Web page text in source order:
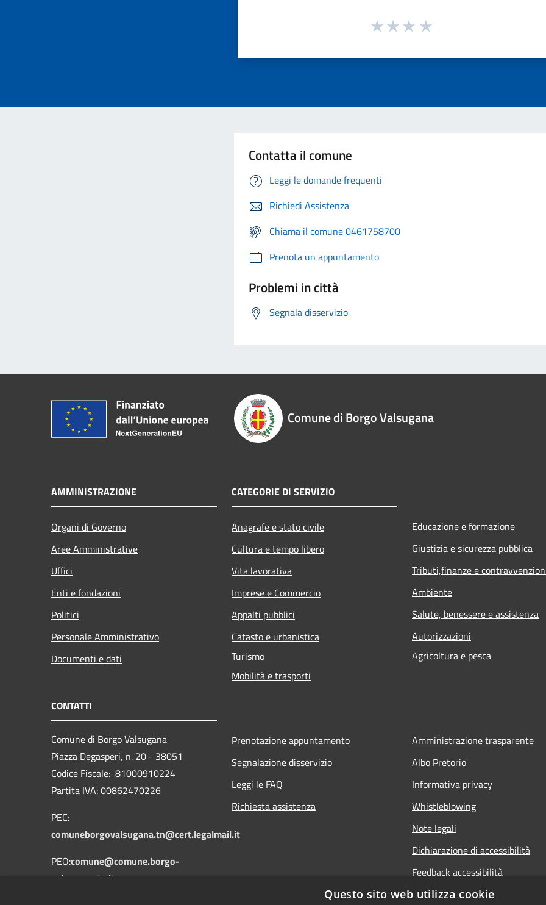
Contatta il comune
Leggi le domande frequenti
Richiedi Assistenza
Chiama il comune 0461758700
Prenota un appuntamento
Problemi in città
Segnala disservizio
Comune di Borgo Valsugana
AMMINISTRAZIONE
Organi di Governo
Aree Amministrative
Uffici
Enti e fondazioni
Politici
Personale Amministrativo
Documenti e dati
CATEGORIE DI SERVIZIO
Anagrafe e stato civile
Cultura e tempo libero
Vita lavorativa
Imprese e Commercio
Appalti pubblici
Catasto e urbanistica
Turismo
Mobilità e trasporti
Educazione e formazione
Giustizia e sicurezza pubblica
Tributi,finanze e
Ambiente
Salute, benessere e assistenza
Autorizzazioni
Agricoltura e pesca
CONTATTI
Comune di Borgo Valsugana
Piazza Degasperi, n. 20 - 38051
Codice Fiscale: 81000910224
Partita IVA: 00862470226
PEC:
comuneborgovalsugana.tn@cert.legalmail.it
PEO:comune@comune.borgo-
valsugana.tn.it
Prenotazione appuntamento
Segnalazione disservizio
Leggi le FAQ
Richiesta assistenza
Amministrazione trasparente
Albo Pretorio
Informativa privacy
Whistleblowing
Note legali
Dichiarazione di accessibilità
Feedback accessibilità
Questo sito web utilizza cookie